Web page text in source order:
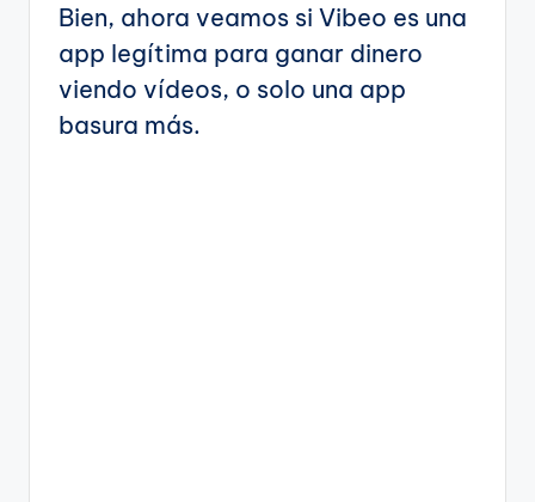
Bien, ahora veamos si Vibeo es una
app legítima para ganar dinero
viendo vídeos, o solo una app
basura más.